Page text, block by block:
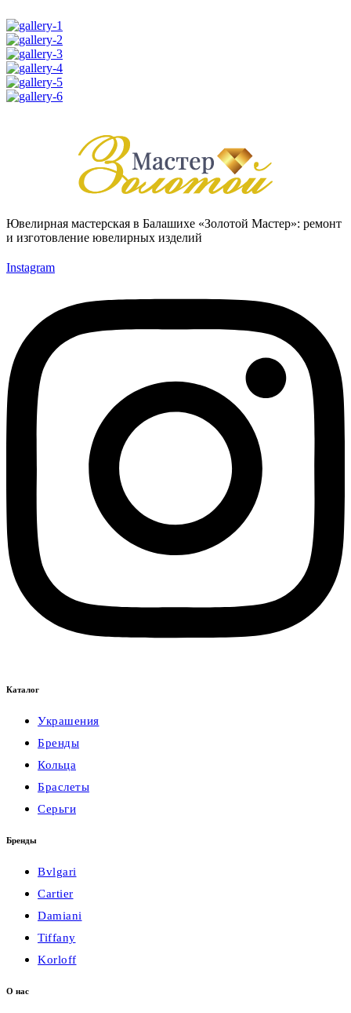
Ювелирная мастерская в Балашихе «Золотой Мастер»: ремонт
и изготовление ювелирных изделий
Instagram
Каталог
Украшения
Бренды
Кольца
Браслеты
Серьги
Бренды
Bvlgari
Cartier
Damiani
Tiffany
Korloff
О нас